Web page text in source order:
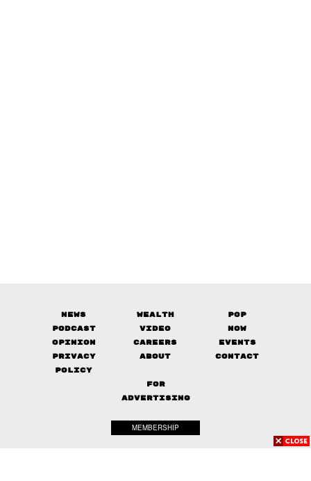
News Wealth
Pop
Podcast
Video
Now
Opinion
Careers
Events
Privacy
Policy
About Contact
FOR
ADVERTISING
MEMBERSHIP